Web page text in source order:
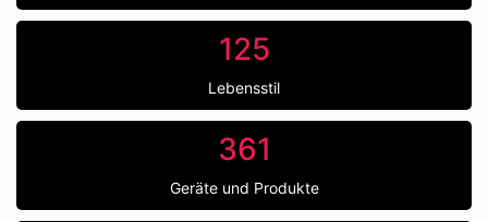
125
Lebensstil
361
Geräte und Produkte